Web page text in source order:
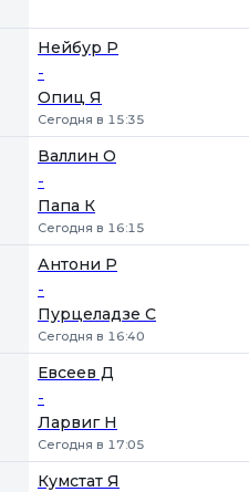
Нейбур Р
-
Опиц Я
Сегодня в 15:35
Валлин О
-
Папа К
Сегодня в 16:15
Антони Р
-
Пурцеладзе С
Сегодня в 16:40
Евсеев Д
-
Ларвиг Н
Сегодня в 17:05
Кумстат Я